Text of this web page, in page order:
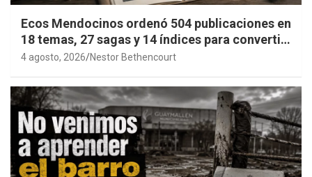
Ecos Mendocinos ordenó 504 publicaciones en
18 temas, 27 sagas y 14 índices para convertir
años de investigación en memoria pública
4 agosto, 2026 Nestor Bethencourt